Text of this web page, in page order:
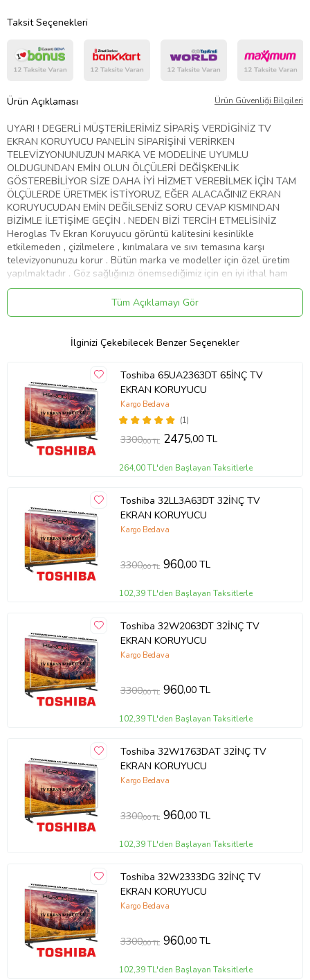
Taksit Seçenekleri
Ürün Açıklaması Ürün Güvenliği Bilgileri
UYARI ! DEGERLİ MÜŞTERİLERİMİZ SİPARİŞ VERDİGİNİZ TV
EKRAN KORUYUCU PANELİN SİPARİŞİNİ VERİRKEN
TELEVİZYONUNUZUN MARKA VE MODELİNE UYUMLU
OLDUGUNDAN EMİN OLUN ÖLÇÜLERİ DEĞİŞKENLİK
GÖSTEREBİLİYOR SİZE DAHA İYİ HİZMET VEREBİLMEK İÇİN TAM
ÖLÇÜLERDE ÜRETMEK İSTİYORUZ, EĞER ALACAĞINIZ EKRAN
KORUYUCUDAN EMİN DEĞİLSENİZ SORU CEVAP KISMINDAN
BİZİMLE İLETİŞİME GEÇİN . NEDEN BİZİ TERCİH ETMELİSİNİZ
Heroglas Tv Ekran Koruyucu görüntü kalitesini kesinlikle
etkilemeden , çizilmelere , kırılmalara ve sıvı temasına karşı
televizyonunuzu korur . Bütün marka ve modeller için özel üretim
yapılmaktadır . Göz sağlığınızı önemsediğimiz için en iyi ithal ham
maddeyi kullanıyoruz .Ekranınızın yıllar sonra dahi ilk gün ki gibi
kalmasını sağlar Ürünlerimiz görüntü , solma ve sararma kaybına
karşı 10 yıl garanti kapsamındadır . Full HD 4K - 8K ve tüm TV' ler
%100 şeffaflığa sahiptir. Televizyon ekranından 10 kat daha
sağlamdır . Cam gibi keskin değildir.Size ve çoçuklarınıza zarar
Ürünümüzü televizyonunuza birebir ölçüde yaptığımız için ve
tamamen şeffaf bir görünüme sahip olduğu için farkedilmez. Nemli
ve yumuşak mikrofiber bez ile kolaylıkla silebilirsiniz . Montajı kolay
ve zahmetsizdir. Servis gerekmemektedir . Ürünümüz özel
ambalajında son derece korunaklı bir şekilde gelmektedir . ''
HEROGLAS EVİNİZDEKİ KAHRAMAN '' Whatsap iletişim hattı :
05533058368
Tüm Açıklamayı Gör
İlginizi Çekebilecek Benzer Seçenekler
Toshiba 65UA2363DT 65İNÇ TV
EKRAN KORUYUCU
(1)
Kargo Bedava
3300,00 TL 2475,00 TL
264,00 TL'den Başlayan Taksitlerle
Toshiba 32LL3A63DT 32İNÇ TV
EKRAN KORUYUCU
Kargo Bedava
3300,00 TL 960,00 TL
102,39 TL'den Başlayan Taksitlerle
Toshiba 32W2063DT 32İNÇ TV
EKRAN KORUYUCU
Kargo Bedava
3300,00 TL 960,00 TL
102,39 TL'den Başlayan Taksitlerle
Toshiba 32W1763DAT 32İNÇ TV
EKRAN KORUYUCU
Kargo Bedava
3300,00 TL 960,00 TL
102,39 TL'den Başlayan Taksitlerle
Toshiba 32W2333DG 32İNÇ TV
EKRAN KORUYUCU
Kargo Bedava
3300,00 TL 960,00 TL
102,39 TL'den Başlayan Taksitlerle